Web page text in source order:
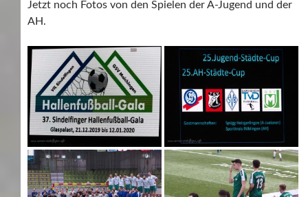
Jetzt noch Fotos von den Spielen der A-Jugend und der
AH.